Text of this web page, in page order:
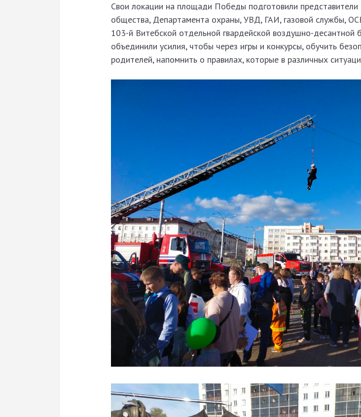
Свои локации на площади Победы подготовили
общества, Департамента охраны, УВД, ГАИ, газовой службы,
103-й Витебской отдельной гвардейской воздушно-десантной
объединили усилия, чтобы через игры и конкурсы, обучить
родителей, напомнить о правилах, которые в различных